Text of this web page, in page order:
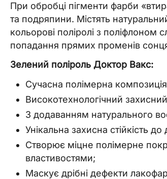
При обробці пігменти фарби
та подряпини. Містять
кольорові поліролі з поліфлоном
попадання прямих променів
Зелений поліроль Доктор Вакс:
Сучасна полімерна
Високотехнологічний
З додаванням натурального
Унікальна захисна стійкість до
Створює міцне полімерне
властивостями;
Маскує дрібні дефекти